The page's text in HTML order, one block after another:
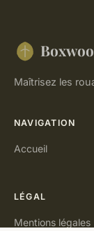
Maîtrisez les
NAVIGATION
Accueil
LÉGAL
Mentions légales